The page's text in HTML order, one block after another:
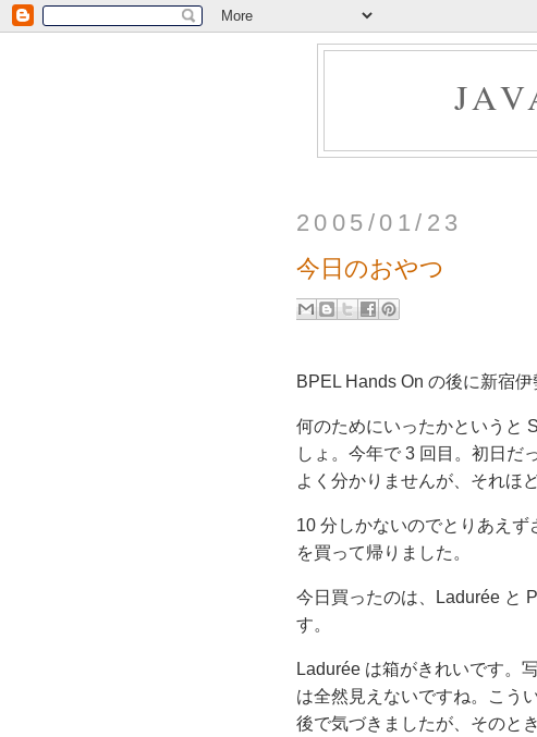
2005/01/23
今日のおやつ
BPEL Hands On の後に新宿
何のためにいったかというと
しょ。今年で 3 回目。初日だ
よく分かりませんが、それほ
10 分しかないのでとりあえ
を買って帰りました。
今日買ったのは、Ladurée と
す。
Ladurée は箱がきれいです。
は全然見えないですね。こう
後で気づきましたが、そのと